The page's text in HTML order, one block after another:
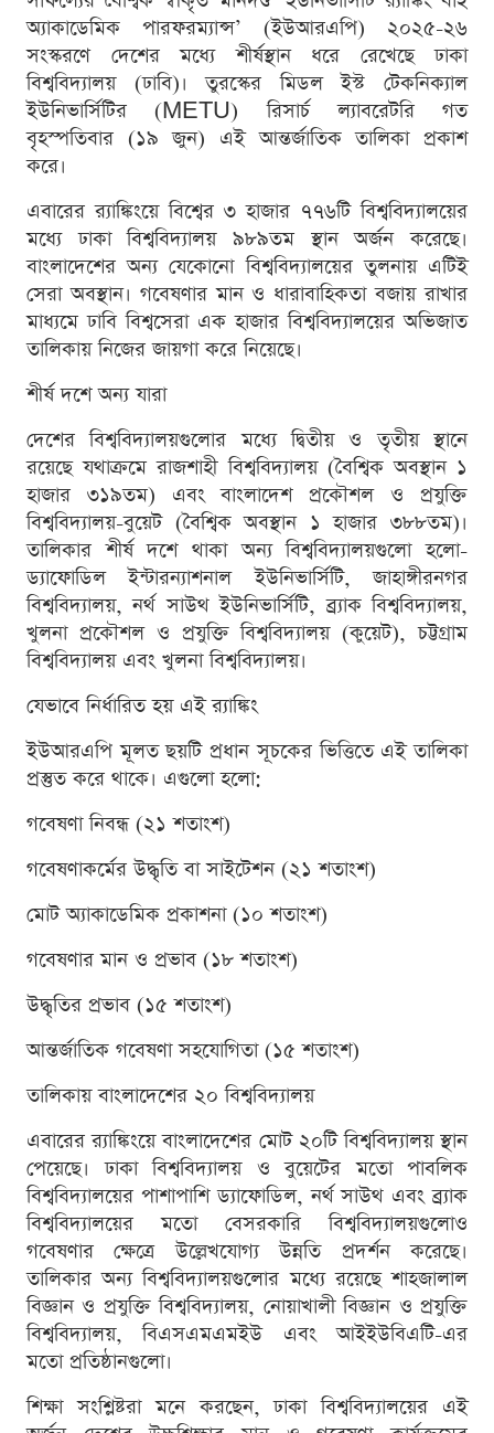
অ্যাকাডেমিক পারফরম্যান্স’ (ইউআরএপি) ২০২৫-২৬
সংস্করণে দেশের মধ্যে শীর্ষস্থান ধরে রেখেছে ঢাকা
বিশ্ববিদ্যালয় (ঢাবি)। তুরস্কের মিডল ইস্ট টেকনিক্যাল
ইউনিভার্সিটির (METU) রিসার্চ ল্যাবরেটরি গত
বৃহস্পতিবার (১৯ জুন) এই আন্তর্জাতিক তালিকা প্রকাশ
করে।
এবারের র‌্যাঙ্কিংয়ে বিশ্বের ৩ হাজার ৭৭৬টি বিশ্ববিদ্যালয়ের
মধ্যে ঢাকা বিশ্ববিদ্যালয় ৯৮৯তম স্থান অর্জন করেছে।
বাংলাদেশের অন্য যেকোনো বিশ্ববিদ্যালয়ের তুলনায় এটিই
সেরা অবস্থান। গবেষণার মান ও ধারাবাহিকতা বজায় রাখার
মাধ্যমে ঢাবি বিশ্বসেরা এক হাজার বিশ্ববিদ্যালয়ের অভিজাত
তালিকায় নিজের জায়গা করে নিয়েছে।
শীর্ষ দশে অন্য যারা
দেশের বিশ্ববিদ্যালয়গুলোর মধ্যে দ্বিতীয় ও তৃতীয় স্থানে
রয়েছে যথাক্রমে রাজশাহী বিশ্ববিদ্যালয় (বৈশ্বিক অবস্থান ১
হাজার ৩১৯তম) এবং বাংলাদেশ প্রকৌশল ও প্রযুক্তি
বিশ্ববিদ্যালয়-বুয়েট (বৈশ্বিক অবস্থান ১ হাজার ৩৮৮তম)।
তালিকার শীর্ষ দশে থাকা অন্য বিশ্ববিদ্যালয়গুলো হলো-
ড্যাফোডিল ইন্টারন্যাশনাল ইউনিভার্সিটি, জাহাঙ্গীরনগর
বিশ্ববিদ্যালয়, নর্থ সাউথ ইউনিভার্সিটি, ব্র্যাক বিশ্ববিদ্যালয়,
খুলনা প্রকৌশল ও প্রযুক্তি বিশ্ববিদ্যালয় (কুয়েট), চট্টগ্রাম
বিশ্ববিদ্যালয় এবং খুলনা বিশ্ববিদ্যালয়।
যেভাবে নির্ধারিত হয় এই র‌্যাঙ্কিং
ইউআরএপি মূলত ছয়টি প্রধান সূচকের ভিত্তিতে এই তালিকা
প্রস্তুত করে থাকে। এগুলো হলো:
গবেষণা নিবন্ধ (২১ শতাংশ)
গবেষণাকর্মের উদ্ধৃতি বা সাইটেশন (২১ শতাংশ)
মোট অ্যাকাডেমিক প্রকাশনা (১০ শতাংশ)
গবেষণার মান ও প্রভাব (১৮ শতাংশ)
উদ্ধৃতির প্রভাব (১৫ শতাংশ)
আন্তর্জাতিক গবেষণা সহযোগিতা (১৫ শতাংশ)
তালিকায় বাংলাদেশের ২০ বিশ্ববিদ্যালয়
এবারের র‌্যাঙ্কিংয়ে বাংলাদেশের মোট ২০টি বিশ্ববিদ্যালয় স্থান
পেয়েছে। ঢাকা বিশ্ববিদ্যালয় ও বুয়েটের মতো পাবলিক
বিশ্ববিদ্যালয়ের পাশাপাশি ড্যাফোডিল, নর্থ সাউথ এবং ব্র্যাক
বিশ্ববিদ্যালয়ের মতো বেসরকারি বিশ্ববিদ্যালয়গুলোও
গবেষণার ক্ষেত্রে উল্লেখযোগ্য উন্নতি প্রদর্শন করেছে।
তালিকার অন্য বিশ্ববিদ্যালয়গুলোর মধ্যে রয়েছে শাহজালাল
বিজ্ঞান ও প্রযুক্তি বিশ্ববিদ্যালয়, নোয়াখালী বিজ্ঞান ও প্রযুক্তি
বিশ্ববিদ্যালয়, বিএসএমএমইউ এবং আইইউবিএটি-এর
মতো প্রতিষ্ঠানগুলো।
শিক্ষা সংশ্লিষ্টরা মনে করছেন, ঢাকা বিশ্ববিদ্যালয়ের এই